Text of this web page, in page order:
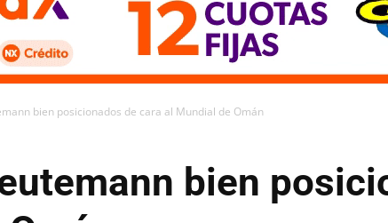
bien posicionados de cara al Mundial de Omán
bien